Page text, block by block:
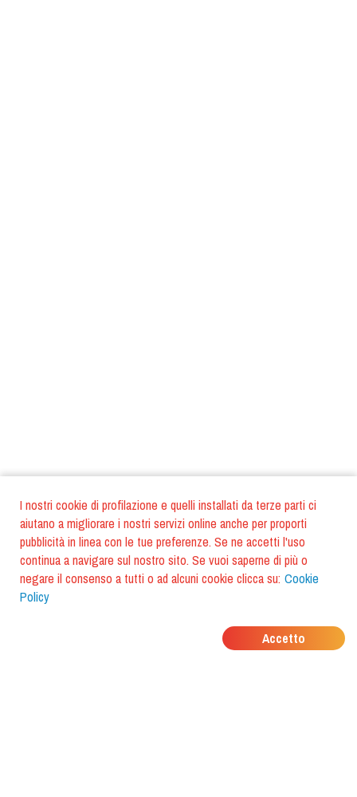
I nostri cookie di profilazione e quelli installati da terze parti ci
aiutano a migliorare i nostri servizi online anche per proporti
pubblicità in linea con le tue preferenze. Se ne accetti l'uso
continua a navigare sul nostro sito. Se vuoi saperne di più o
negare il consenso a tutti o ad alcuni cookie clicca su: Cookie
Policy
Accetto
DOVE MANGIANO I
TUOI AMICI?